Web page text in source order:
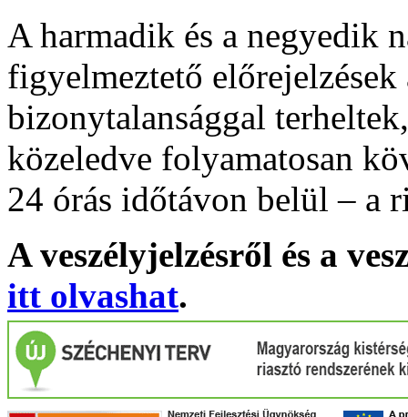
A harmadik és a negyedik
figyelmeztető
bizonytalansággal
közeledve folyamatosan
24 órás időtávon belül – a
A veszélyjelzésről és a
itt olvashat.